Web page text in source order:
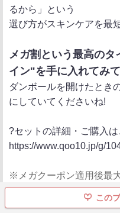
るから」という
選び方がスキンケアを最
メガ割という最高の
イン"を手に入れてみて
ダンボールを開けたとき
にしていてくださいね!
?セットの詳細・ご購入は
https://www.qoo10.jp/g/
※メガクーポン適用後最
この